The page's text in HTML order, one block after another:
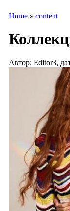
Home » content
Автор: Editor3,